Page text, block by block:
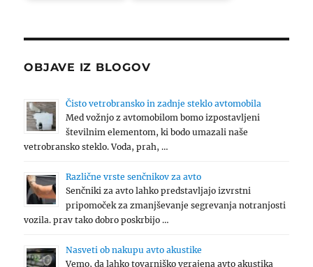
OBJAVE IZ BLOGOV
Čisto vetrobransko in zadnje steklo avtomobila
Med vožnjo z avtomobilom bomo izpostavljeni
številnim elementom, ki bodo umazali naše
vetrobransko steklo. Voda, prah, …
Različne vrste senčnikov za avto
Senčniki za avto lahko predstavljajo izvrstni
pripomoček za zmanjševanje segrevanja notranjosti
vozila. prav tako dobro poskrbijo …
Nasveti ob nakupu avto akustike
Vemo, da lahko tovarniško vgrajena avto akustika